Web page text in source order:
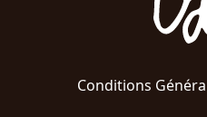
Conditions